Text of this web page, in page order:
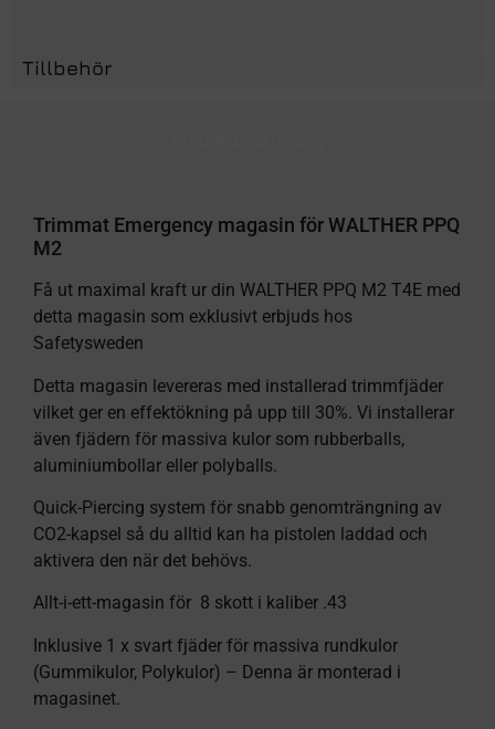
Tillbehör
Trimmat Emergency magasin för WALTHER PPQ
M2
Få ut maximal kraft ur din WALTHER PPQ M2 T4E med
detta magasin som exklusivt erbjuds hos
Safetysweden
Detta magasin levereras med installerad trimmfjäder
vilket ger en effektökning på upp till 30%. Vi installerar
även fjädern för massiva kulor som rubberballs,
aluminiumbollar eller polyballs.
Quick-Piercing system för snabb genomträngning av
CO2-kapsel så du alltid kan ha pistolen laddad och
aktivera den när det behövs.
Allt-i-ett-magasin för 8 skott i kaliber .43
Inklusive 1 x svart fjäder för massiva rundkulor
(Gummikulor, Polykulor) – Denna är monterad i
magasinet.